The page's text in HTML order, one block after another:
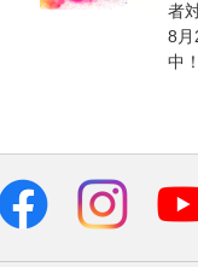
者
8月
中！